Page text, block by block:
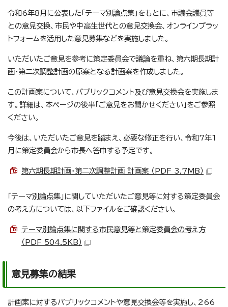
令和6年8月に公表した「テーマ別論点集」をもとに、市議会議員等
との意見交換、市民や中高生世代との意見交換会、オンラインプラッ
トフォームを活用した意見募集などを実施しました。
いただいたご意見を参考に策定委員会で議論を重ね、第六期長期計
画・第二次調整計画の原案となる計画案を作成しました。
この計画案について、パブリックコメント及び意見交換会を実施しま
す。詳細は、本ページの後半「ご意見をお聞かせください」をご参照
ください。
今後は、いただいたご意見を踏まえ、必要な修正を行い、令和7年1
月に策定委員会から市長へ答申する予定です。
第六期長期計画・第二次調整計画 計画案 （PDF 3.7MB）
「テーマ別論点集」に関していただいたご意見等に対する策定委員会
の考え方については、以下ファイルをご確認ください。
テーマ別論点集に関する市民意見等と策定委員会の考え方
（PDF 504.5KB）
意見募集の結果
計画案に対するパブリックコメントや意見交換会等を実施し、266